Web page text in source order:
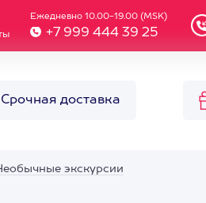
Ежедневно 10.00-19.00 (MSK)
+7 999 444 39 25
Срочная доставка
экскурсии